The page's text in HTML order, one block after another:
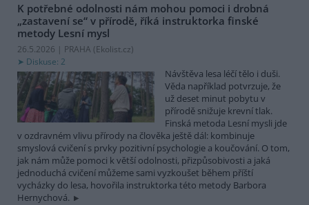
K potřebné odolnosti nám mohou pomoci i drobná
„zastavení se“ v přírodě, říká instruktorka finské
metody Lesní mysl
26.5.2026 | PRAHA (Ekolist.cz)
Diskuse: 2
Návštěva lesa léčí tělo i duši.
Věda například potvrzuje, že
už deset minut pobytu v
přírodě snižuje krevní tlak.
Finská metoda Lesní mysli jde
v ozdravném vlivu přírody na člověka ještě dál: kombinuje
smyslová cvičení s prvky pozitivní psychologie a koučování. O tom,
jak nám může pomoci k větší odolnosti, přizpůsobivosti a jaká
jednoduchá cvičení můžeme sami vyzkoušet během příští
vycházky do lesa, hovořila instruktorka této metody Barbora
Hernychová.